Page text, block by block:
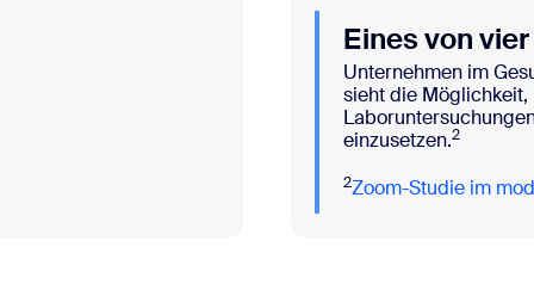
Eines von vier
Unternehmen im
sieht die
einzusetzen.2
2Zoom-Studie im